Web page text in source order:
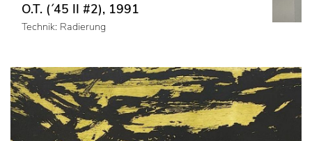
O.T. (´45 II #2), 1991
Technik: Radierung